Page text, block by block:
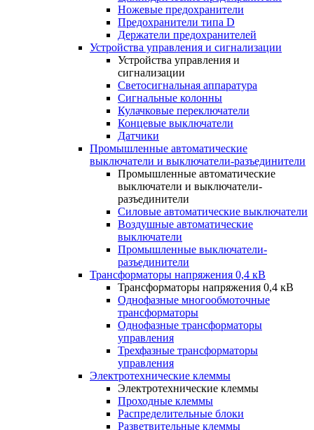
Ножевые предохранители
Предохранители типа D
Держатели предохранителей
Устройства управления и сигнализации
Устройства управления и
сигнализации
Светосигнальная аппаратура
Сигнальные колонны
Кулачковые переключатели
Концевые выключатели
Датчики
Промышленные автоматические
выключатели и выключатели-разъединители
Промышленные автоматические
выключатели и выключатели-
разъединители
Силовые автоматические выключатели
Воздушные автоматические
выключатели
Промышленные выключатели-
разъединители
Трансформаторы напряжения 0,4 кВ
Трансформаторы напряжения 0,4 кВ
Однофазные многообмоточные
трансформаторы
Однофазные трансформаторы
управления
Трехфазные трансформаторы
управления
Электротехнические клеммы
Электротехнические клеммы
Проходные клеммы
Распределительные блоки
Разветвительные клеммы